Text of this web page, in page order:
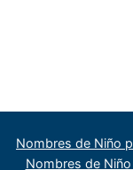
Nombres de Niño
Nombres de